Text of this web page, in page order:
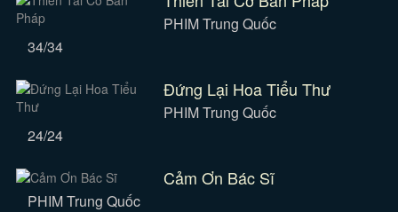
PHIM Trung Quốc
34/34
Đứng Lại Hoa Tiểu Thư
PHIM Trung Quốc
24/24
Cảm Ơn Bác Sĩ
PHIM Trung Quốc